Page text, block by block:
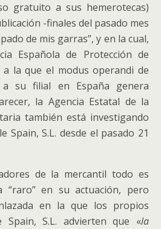
gratuito a sus hemerotecas)
-finales del pasado mes
de mis garras”, y en la cual,
Española de Protección de
la que el modus operandi de
su filial en España genera
la Agencia Estatal de la
también está investigando
Spain, S.L. desde el pasado 21
de la mercantil todo es
en su actuación, pero
en la que los propios
Spain, S.L. advierten que «la